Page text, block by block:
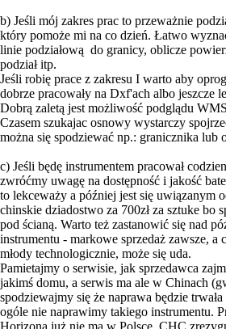
b) Jeśli mój zakres prac to przeważnie
który pomoże mi na co dzień. Łatwo
linie podziałową do granicy, oblicze
podział itp.
Jeśli robię prace z zakresu I warto aby
dobrze pracowały na Dxf'ach albo jeszcze
Dobrą zaletą jest możliwość podglądu
Czasem szukajac osnowy wystarczy
można się spodziewać np.: granicznika lub
c) Jeśli będę instrumentem pracował
zwróćmy uwagę na dostępność i jakość
to lekceważy a później jest się uwiązanym
chinskie dziadostwo za 700zł za sztuke bo
pod ścianą. Warto też zastanowić się nad
instrumentu - markowe sprzedaż zawsze, a
młody technologicznie, może się uda.
Pamietajmy o serwisie, jak sprzedawca
jakimś domu, a serwis ma ale w Chinach
spodziewajmy się że naprawa będzie
ogóle nie naprawimy takiego instrumentu.